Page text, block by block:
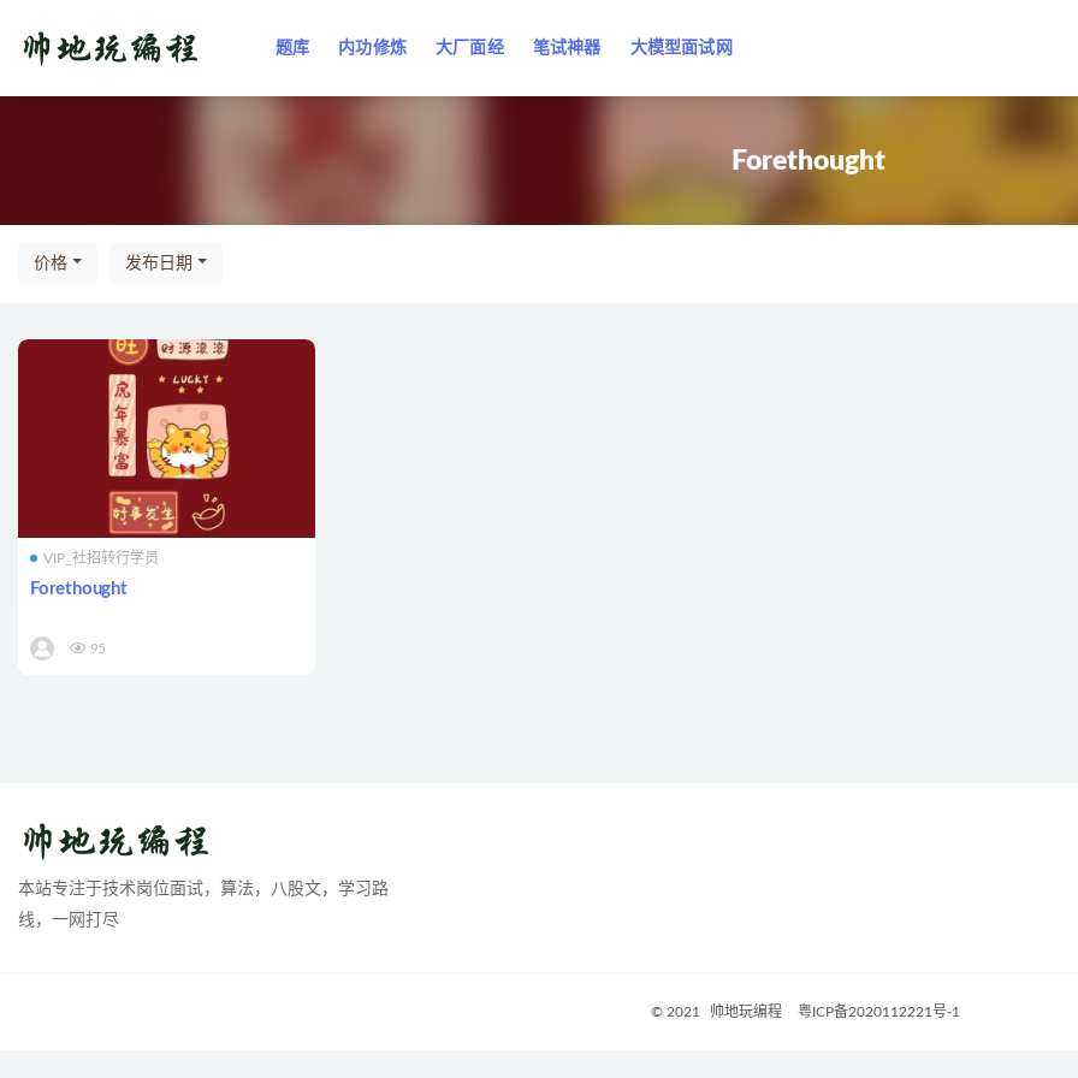
题库 内功修炼 大厂面经 笔试神器 大模型面试网
Forethought
价格 发布日期
VIP_社招转行学员
Forethought
95
本站专注于技术岗位面试，算法，八股文，学习路
线，一网打尽
© 2021 帅地玩编程 粤ICP备2020112221号-1